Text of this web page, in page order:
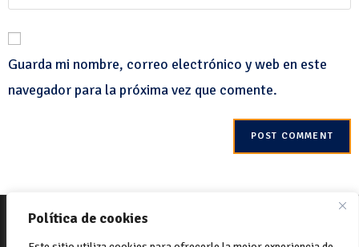
Política de cookies
Guarda mi nombre, correo electrónico y web en este
navegador para la próxima vez que comente.
© 2022 Net-One.org. Todos los derechos reservados. Sitio por
MVC